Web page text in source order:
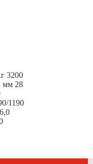
3200
мм 28
1190